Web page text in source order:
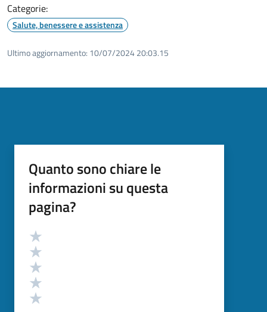
Categorie:
Salute, benessere e assistenza
Ultimo aggiornamento: 10/07/2024 20:03.15
Quanto sono chiare le
informazioni su questa
pagina?
Valutazione